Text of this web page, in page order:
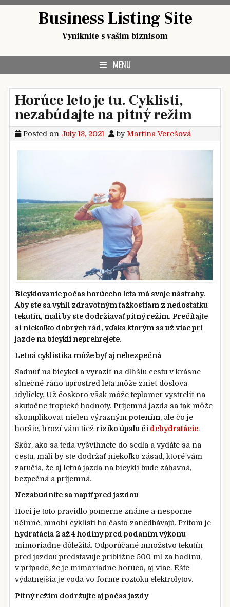
Business Listing Site
Vyniknite s vašim biznisom
MENU
Horúce leto je tu. Cyklisti,
nezabúdajte na pitný režim
Posted on July 13, 2021 byMartina Verešová
Bicyklovanie počas horúceho leta má svoje nástrahy.
Aby ste sa vyhli zdravotným ťažkostiam z nedostatku
tekutín, mali by ste dodržiavať pitný režim. Prečítajte
si niekoľko dobrých rád, vďaka ktorým sa už viac pri
jazde na bicykli neprehrejete.
Letná cyklistika môže byť aj nebezpečná
Sadnúť na bicykel a vyraziť na dlhšiu cestu v krásne
slnečné ráno uprostred leta môže znieť doslova
idylicky. Už čoskoro však môže teplomer vystreliť na
skutočne tropické hodnoty. Príjemná jazda sa tak môže
skomplikovať nielen výrazným potením, ale čo je
horšie, hrozí vám tiež riziko úpalu či dehydratácie.
Skôr, ako sa teda vyšvihnete do sedla a vydáte sa na
cestu, mali by ste dodržať niekoľko zásad, ktoré vám
zaručia, že aj letná jazda na bicykli bude zábavná,
bezpečná a príjemná.
Nezabudnite sa napiť pred jazdou
Hoci je toto pravidlo pomerne známe a nesporne
účinné, mnohí cyklisti ho často zanedbávajú. Pritom je
hydratácia 2 až 4 hodiny pred podaním výkonu
mimoriadne dôležitá. Odporúčané množstvo tekutín
pred jazdou predstavuje približne 500 ml za hodinu,
v prípade, že je mimoriadne horúco, aj viac. Ešte
výdatnejšia je voda vo forme roztoku elektrolytov.
Pitný režim dodržujte aj počas jazdy